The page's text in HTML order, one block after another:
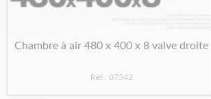
Chambre à air 480 x 400 x 8 valve droite
Réf : 07542